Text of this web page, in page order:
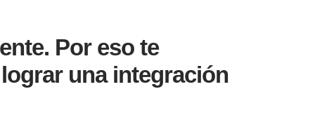
Por eso te
una integración